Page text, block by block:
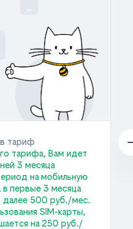
тариф
тарифа, Вам идет
3 месяца
на мобильную
в первые 3 месяца
далее 500 руб./мес.
SIM-карты,
на 250 руб./